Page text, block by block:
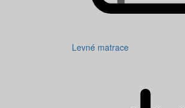
Levné matrace